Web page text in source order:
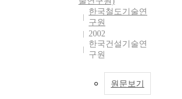
한국철도기술연
구원
2002
한국건설기술연
구원
원문보기